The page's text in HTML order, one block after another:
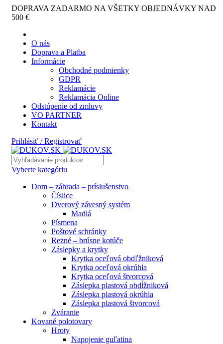
DOPRAVA ZADARMO NA VŠETKY OBJEDNÁVKY NAD
500 €
O nás
Doprava a Platba
Informácie
Obchodné podmienky
GDPR
Reklamácie
Reklamácia Online
Odstúpenie od zmluvy
VO PARTNER
Kontakt
Prihlásiť / Registrovať
Vyberte kategóriu
Dom – záhrada – príslušenstvo
Číslice
Dverový závesný systém
Madlá
Písmena
Poštové schránky
Rezné – brúsne kotúče
Záslepky a krytky
Krytka oceľová obdľžniková
Krytka oceľová okrúhla
Krytka oceľová štvorcová
Záslepka plastová obdĺžniková
Záslepka plastová okrúhla
Záslepka plastová štvorcová
Zváranie
Kované polotovary
Hroty
Napojenie guľatina